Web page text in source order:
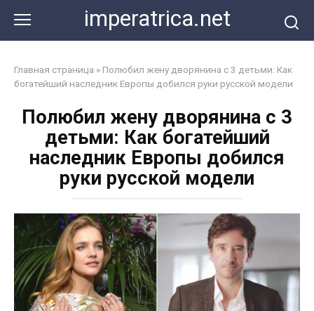
контенту
imperatrica.net
Главная страница » Полюбил жену дворянина с 3 детьми: Как
богатейший наследник Европы добился руки русской модели
Полюбил жену дворянина с 3
детьми: Как богатейший
наследник Европы добился
руки русской модели